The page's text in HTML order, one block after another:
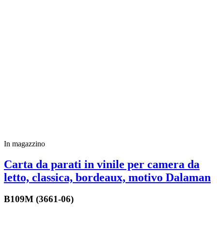
In magazzino
Carta da parati in vinile per camera da
letto, classica, bordeaux, motivo Dalaman
B109M (3661-06)